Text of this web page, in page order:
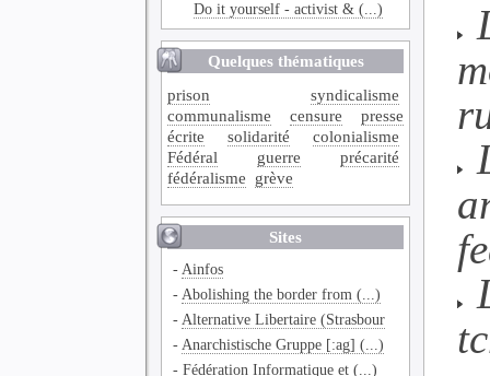
Do it yourself - activist & (...)
Quelques thématiques
prison
syndicalisme
communalisme
censure
presse
écrite
solidarité
colonialisme
Fédéral
guerre
précarité
fédéralisme grève
Sites
- Ainfos
- Abolishing the border from (...)
- Alternative Libertaire (Strasbour
- Anarchistische Gruppe [:ag] (...)
-Fédération Informatique et (...)